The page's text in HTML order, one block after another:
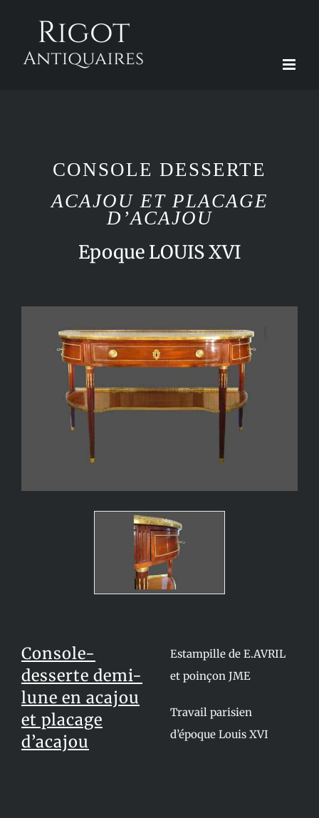
contenu
CONSOLE DESSERTE
ACAJOU ET PLACAGE
D’ACAJOU
Epoque LOUIS XVI
Console-
desserte demi-
lune en acajou
et placage
d’acajou
Estampille de E.AVRIL
et poinçon JME
Travail parisien
d’époque Louis XVI